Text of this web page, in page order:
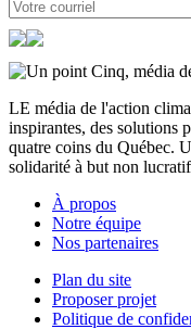
LE média de l'action
inspirantes, des solutions
quatre coins du Québec.
solidarité à but non
À propos
Notre équipe
Nos partenaires
Plan du site
Proposer projet
Politique de